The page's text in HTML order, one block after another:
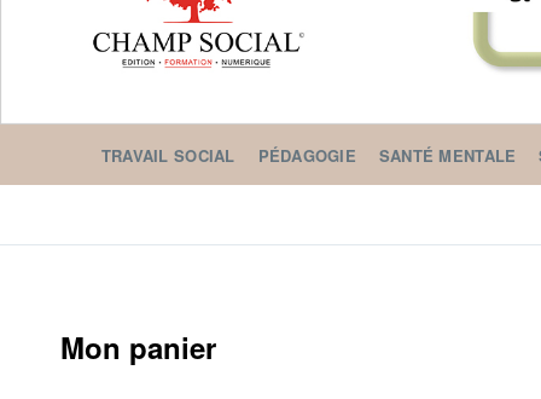
TRAVAIL SOCIAL PÉDAGOGIE SANTÉ MENTALE
Mon panier